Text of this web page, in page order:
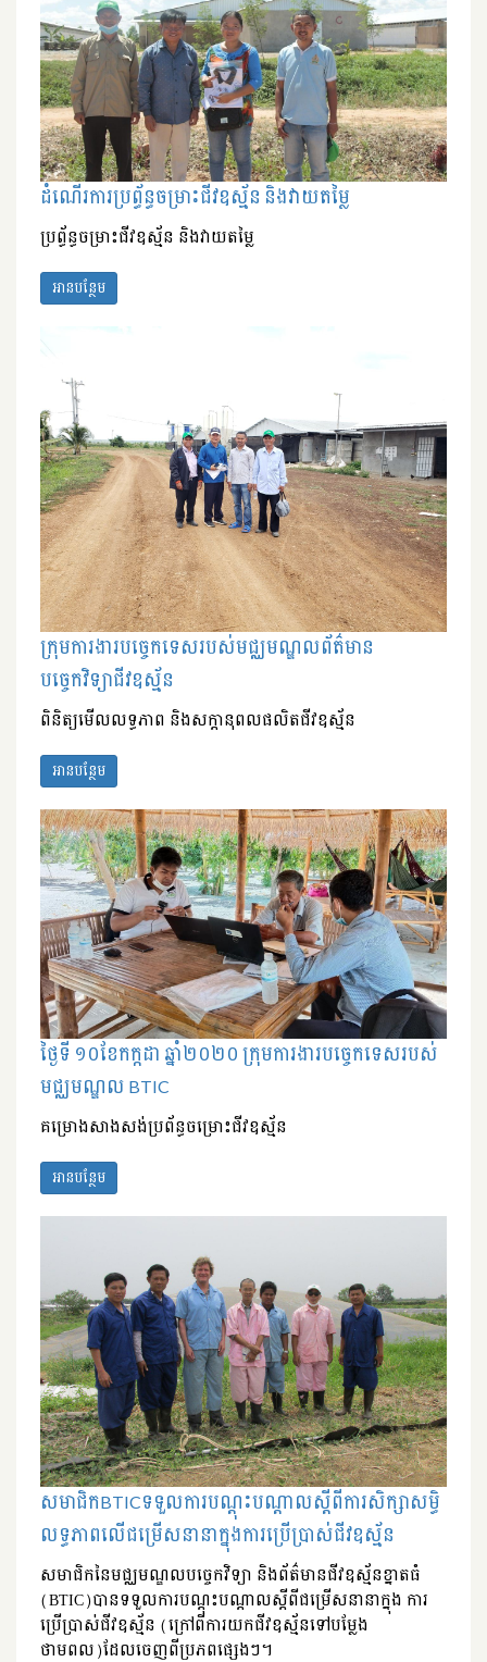
ដំណើរការប្រព្ធ័ន្ធចម្រាះជីវឧស្ម័ន និងវាយតម្លៃ
ប្រព្ធ័ន្ធចម្រាះជីវឧស្ម័ន និងវាយតម្លៃ
អានបន្ថែម
ក្រុមការងារបច្ចេកទេសរបស់មជ្ឈមណ្ឌលព័ត៌មាន
បច្ចេកវិទ្យាជីវឧស័្មន
ពិនិត្យមើលលទ្ធភាព និងសក្តានុពលផលិតជីវឧស្ម័ន
អានបន្ថែម
ថ្ងៃទី ១០ខែកក្កដា ឆ្នាំ២០២០ ក្រុមការងារបច្ចេកទេសរបស់
មជ្ឈមណ្ឌល BTIC
គម្រោងសាងសង់ប្រព័ន្ធចម្រោះជីវឧស្ម័ន
អានបន្ថែម
សមាជិកBTICទទួលការបណ្តុះបណ្តាលស្តីពីការសិក្សាសម្ធិ
លទ្ធភាពលើជម្រើសនានាក្នុងការប្រើប្រាស់ជីវឧស្ម័ន
សមាជិកនៃមជ្ឈមណ្ឌលបច្ចេកវិទ្យា និងព័ត៌មានជីវឧស្ម័នខ្នាតធំ
(BTIC)បានទទួលការបណ្តុះបណ្តាលស្តីពីជម្រើសនានាក្នុង ការ
ប្រើប្រាស់ជីវឧស្ម័ន (ក្រៅពីការយកជីវឧស្ម័នទៅបម្លែង
ថាមពល)ដែលចេញពីប្រភពផ្សេងៗ។